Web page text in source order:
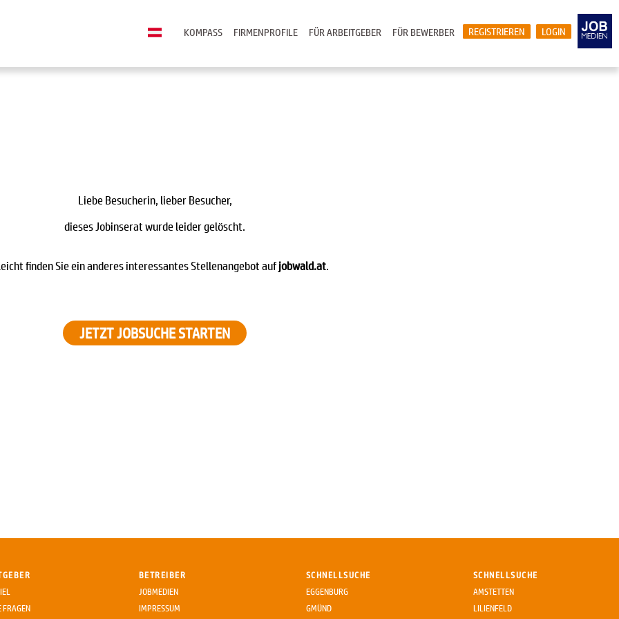
LOGIN
REGISTRIEREN
FÜR BEWERBER
FÜR ARBEITGEBER
FIRMENPROFILE
KOMPASS
Liebe Besucherin, lieber Besucher,
dieses Jobinserat wurde leider gelöscht.
finden Sie ein anderes interessantes Stellenangebot aufjobwald.at
JETZT JOBSUCHE STARTEN
FRAGEN
BETREIBER
JOBMEDIEN
IMPRESSUM
SCHNELLSUCHE
EGGENBURG
GMÜND
SCHNELLSUCHE
AMSTETTEN
LILIENFELD